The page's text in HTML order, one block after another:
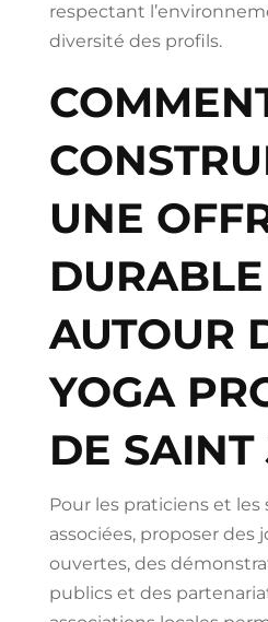
respectant
diversité des profils.
UNE
DURABLE
AUTOUR
YOGA
DE SAINT
Pour les praticiens et
associées, proposer des
ouvertes, des
publics et des